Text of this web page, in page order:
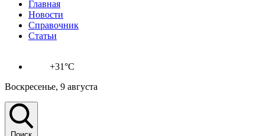
Главная
Новости
Справочник
Статьи
+31°C
Воскресенье, 9 августа